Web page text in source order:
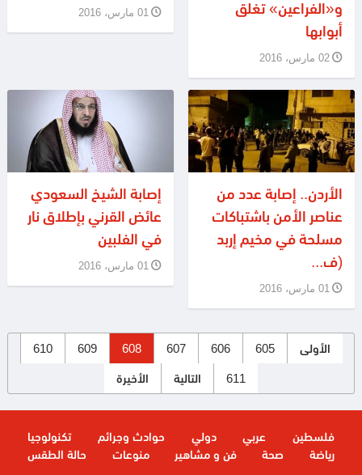
و«الفراعين» تغلق
أبوابها
02 مارس، 2016
01 مارس، 2016
الأردن.. إصابة عدد من
عناصر الأمن باشتباكات
مسلحة في مخيم إربد
(ف...
01 مارس، 2016
إصابة الشيخ السعودي
عائض القرني بإطلاق نار
في الفلبين
01 مارس، 2016
الأولى 605
606
607
608
609
610
611 التالية الأخيرة
فلسطين عربي دولي حوادث وجرائم
تكنولوجيا
رياضة
صحة فن و مشاهير منوعات حالة الطقس